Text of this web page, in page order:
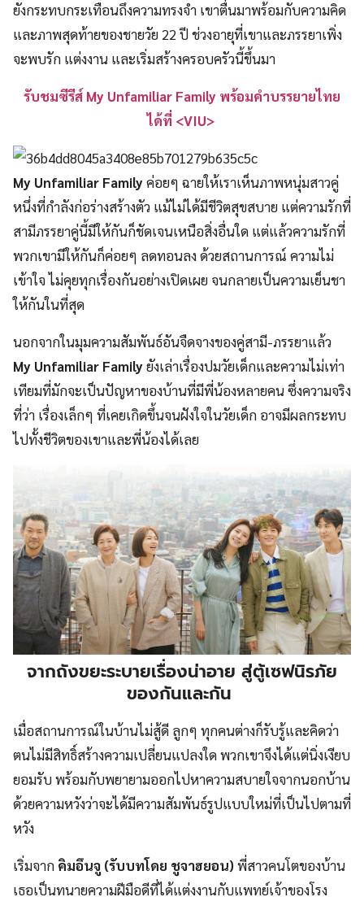
ยังกระทบกระเทือนถึงความทรงจำ เขาตื่นมาพร้อมกับความคิด
และภาพสุดท้ายของชายวัย 22 ปี ช่วงอายุที่เขาและภรรยาเพิ่ง
จะพบรัก แต่งงาน และเริ่มสร้างครอบครัวนี้ขึ้นมา
รับชมซีรีส์ My Unfamiliar Family พร้อมคำบรรยายไทย
ได้ที่ <VIU>
My Unfamiliar Familyค่อยๆ ฉายให้เราเห็นภาพหนุ่มสาวคู่
หนึ่งที่กำลังก่อร่างสร้างตัว แม้ไม่ได้มีชีวิตสุขสบาย แต่ความรักที่
สามีภรรยาคู่นี้มีให้กันก็ชัดเจนเหนือสิ่งอื่นใด แต่แล้วความรักที่
พวกเขามีให้กันก็ค่อยๆ ลดทอนลง ด้วยสถานการณ์ ความไม่
เข้าใจ ไม่คุยทุกเรื่องกันอย่างเปิดเผย จนกลายเป็นความเย็นชา
ให้กันในที่สุด
นอกจากในมุมความสัมพันธ์อันจืดจางของคู่สามี-ภรรยาแล้ว
My Unfamiliar Familyยังเล่าเรื่องปมวัยเด็กและความไม่เท่า
เทียมที่มักจะเป็นปัญหาของบ้านที่มีพี่น้องหลายคน ซึ่งความจริง
ที่ว่า เรื่องเล็กๆ ที่เคยเกิดขึ้นจนฝังใจในวัยเด็ก อาจมีผลกระทบ
ไปทั้งชีวิตของเขาและพี่น้องได้เลย
จากถังขยะระบายเรื่องน่าอาย สู่ตู้เซฟนิรภัย
ของกันและกัน
เมื่อสถานการณ์ในบ้านไม่สู้ดี ลูกๆ ทุกคนต่างก็รับรู้และคิดว่า
ตนไม่มีสิทธิ์สร้างความเปลี่ยนแปลงใด พวกเขาจึงได้แต่นิ่งเงียบ
ยอมรับ พร้อมกับพยายามออกไปหาความสบายใจจากนอกบ้าน
ด้วยความหวังว่าจะได้มีความสัมพันธ์รูปแบบใหม่ที่เป็นไปตามที่
หวัง
เริ่มจาก คิมอึนจู (รับบทโดย ชูจาฮยอน)พี่สาวคนโตของบ้าน
เธอเป็นทนายความฝีมือดีที่ได้แต่งงานกับแพทย์เจ้าของโรง